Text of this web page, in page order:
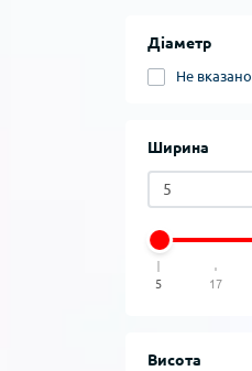
Діаметр
Не вказано
Ширина
5 17
Висота